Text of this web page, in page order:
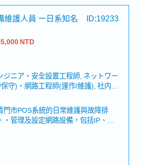
軟硬體安裝、資訊設備設定、資產盤
遠端方式協助各門市排除電腦、網路
依實際需求前往門市進行設備維
援・與門市同仁溝通使用需求，協
體驗・依照學習進度，逐步參與
Directory管理・協助VMware虛
網路設備及防火牆的基礎維運・建
件、操作手冊與SOP・參與公司資訊
統改善專案・其他主管交辦事項
、婚假、喪假、生理假、產檢假、陪
)
次※依業績而定
次）
午、中秋節)
維護人員 ー日系知名 ID:19233
NTD
ジニア・安全設置工程師, ネットワー
守)・網路工程師(運作/維護), 社内情
・社内資訊系統/EDP/MIS, サポート/
グ・支援/維護/運作/訓練
門市POS系統的日常維護與故障排
管理及設定網路設備，包括IP、路
基本網路問題診斷。・提出並執行
體檢測及性能提升措施。・安裝和
確保安全監控系統正常運作。・協
他相關任務或專案。